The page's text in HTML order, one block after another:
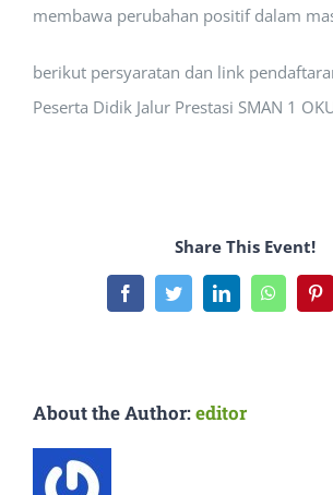
membawa perubahan positif dalam
berikut persyaratan dan link
Peserta Didik Jalur Prestasi SMAN 1
Share This Event!
FacebookTwitterLinkedInWhatsApp
About the Author:editor